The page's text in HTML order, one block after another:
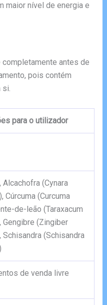
maior nível de energia e
antes de
pois contém
si.
para o utilizador
Alcachofra (Cynara
Cúrcuma (Curcuma
de-leão (Taraxacum
Gengibre (Zingiber
Schisandra (Schisandra
de venda livre